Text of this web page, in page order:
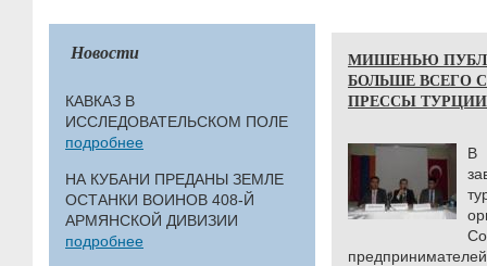
Новости
КАВКАЗ В
ИССЛЕДОВАТЕЛЬСКОМ ПОЛЕ
подробнее
НА КУБАНИ ПРЕДАНЫ ЗЕМЛЕ
ОСТАНКИ ВОИНОВ 408-Й
АРМЯНСКОЙ ДИВИЗИИ
подробнее
МИШЕНЬЮ
БОЛЬШЕ ВСЕГО
ПРЕССЫ ТУРЦИИ
В